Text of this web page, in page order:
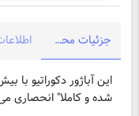
جزئیات محصول
شده و کاملا" انحصاری